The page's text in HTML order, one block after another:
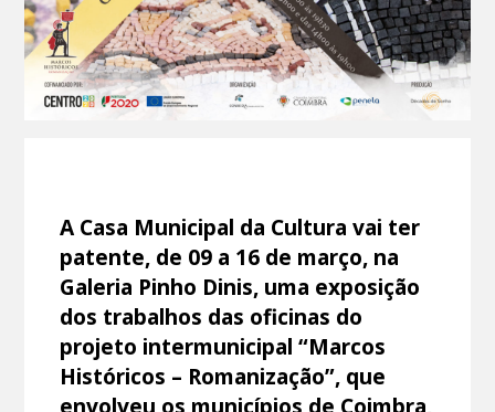
A Casa Municipal da Cultura vai ter
patente, de 09 a 16 de março, na
Galeria Pinho Dinis, uma exposição
dos trabalhos das oficinas do
projeto intermunicipal “Marcos
Históricos – Romanização”, que